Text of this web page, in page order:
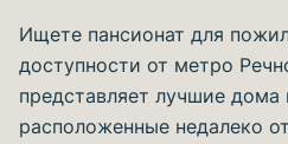
Ищете пансионат для
доступности от метро
представляет лучшие дома
расположенные недалеко